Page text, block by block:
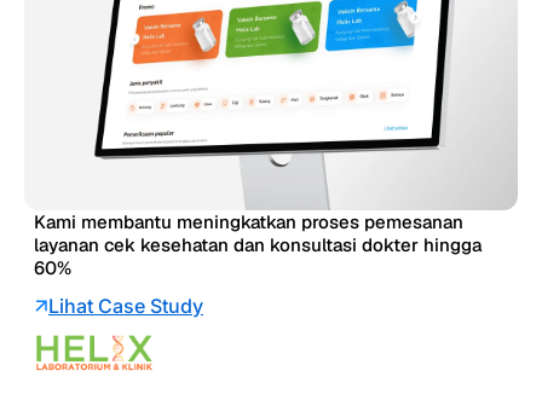
Kami membantu meningkatkan proses pemesanan
layanan cek kesehatan dan konsultasi dokter hingga
60%
Lihat Case Study